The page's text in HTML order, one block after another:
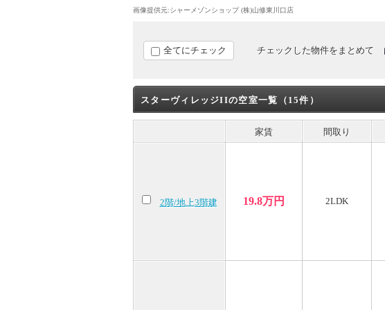
画像提供元:シャーメゾンショップ (株)山修東川口店
全てにチェック チェックした物件をまとめて
スターヴィレッジIIの空室一覧（15件）
家賃 間取り
2階/地上3階建 19.8万円 2LDK